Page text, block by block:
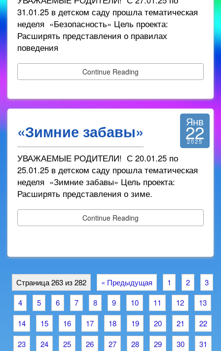
31.01.25 в детском саду прошла тематическая
неделя «Безопасность» Цель проекта:
Расширять представления о правилах
поведения
Continue Reading
«Зимние забавы» Янв
22
2025
УВАЖАЕМЫЕ РОДИТЕЛИ! С 20.01.25 по
25.01.25 в детском саду прошла тематическая
неделя «Зимние забавы» Цель проекта:
Расширять представления о зиме.
Continue Reading
Страница 263 из 282 « Предыдущая 1 2
3
4
5 6 7 8 9 10 11 12
13
14
15 16 17 18 19 20 21
22
23
24 25 26 27 28 29 30
31